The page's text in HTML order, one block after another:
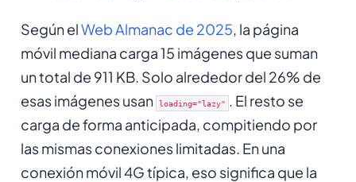
Según elWeb Almanac de 2025, la página
móvil mediana carga 15 imágenes que suman
un total de 911 KB. Solo alrededor del 26% de
esas imágenes usan loading="lazy" . El resto se
carga de forma anticipada, compitiendo por
las mismas conexiones limitadas. En una
conexión móvil 4G típica, eso significa que la